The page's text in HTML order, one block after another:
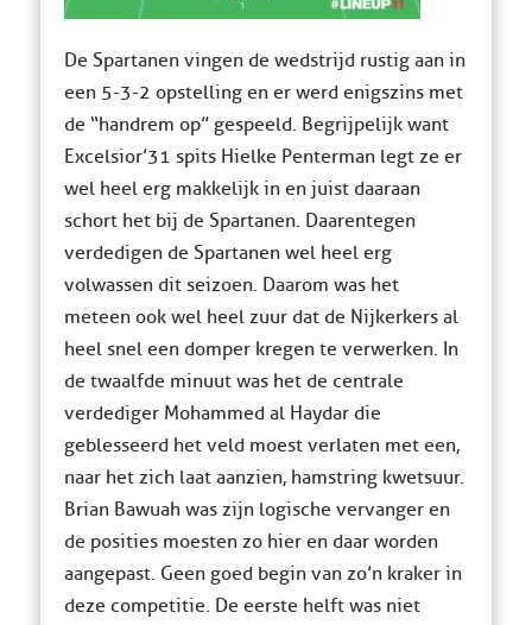
De Spartanen vingen de wedstrijd rustig aan in
een 5-3-2 opstelling en er werd enigszins met
de “handrem op” gespeeld. Begrijpelijk want
Excelsior’31 spits Hielke Penterman legt ze er
wel heel erg makkelijk in en juist daaraan
schort het bij de Spartanen. Daarentegen
verdedigen de Spartanen wel heel erg
volwassen dit seizoen. Daarom was het
meteen ook wel heel zuur dat de Nijkerkers al
heel snel een domper kregen te verwerken. In
de twaalfde minuut was het de centrale
verdediger Mohammed al Haydar die
geblesseerd het veld moest verlaten met een,
naar het zich laat aanzien, hamstring kwetsuur.
Brian Bawuah was zijn logische vervanger en
de posities moesten zo hier en daar worden
aangepast. Geen goed begin van zo’n kraker in
deze competitie. De eerste helft was niet